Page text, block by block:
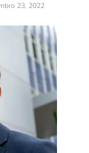
23, 2022